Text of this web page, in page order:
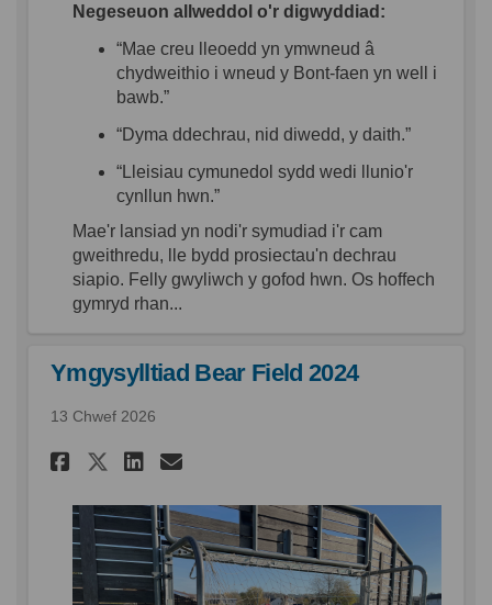
Negeseuon allweddol o'r digwyddiad :
“Mae creu lleoedd yn ymwneud â
chydweithio i wneud y Bont-faen yn well i
bawb.”
“Dyma ddechrau, nid diwedd, y daith.”
“Lleisiau cymunedol sydd wedi
llunio'r
cynllun hwn.”
Mae'r lansiad yn nodi'r symudiad i'r cam
gweithredu, lle bydd prosiectau'n dechrau
siapio. Felly gwyliwch y gofod hwn. Os hoffech
gymryd rhan...
Ymgysylltiad Bear Field 2024
13 Chwef 2026
Rhannu Ymgysylltiad Bear
Rhannu Ymgysylltiad
Rhannu Ymgysylltiad
E-bost Ymgysylltiad